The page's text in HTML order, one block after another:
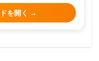
を開く →